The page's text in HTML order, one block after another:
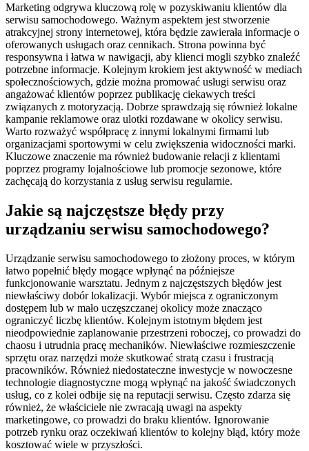
Marketing odgrywa kluczową rolę w pozyskiwaniu klientów dla
serwisu samochodowego. Ważnym aspektem jest stworzenie
atrakcyjnej strony internetowej, która będzie zawierała informacje o
oferowanych usługach oraz cennikach. Strona powinna być
responsywna i łatwa w nawigacji, aby klienci mogli szybko znaleźć
potrzebne informacje. Kolejnym krokiem jest aktywność w mediach
społecznościowych, gdzie można promować usługi serwisu oraz
angażować klientów poprzez publikację ciekawych treści
związanych z motoryzacją. Dobrze sprawdzają się również lokalne
kampanie reklamowe oraz ulotki rozdawane w okolicy serwisu.
Warto rozważyć współpracę z innymi lokalnymi firmami lub
organizacjami sportowymi w celu zwiększenia widoczności marki.
Kluczowe znaczenie ma również budowanie relacji z klientami
poprzez programy lojalnościowe lub promocje sezonowe, które
zachęcają do korzystania z usług serwisu regularnie.
Jakie są najczęstsze błędy przy
urządzaniu serwisu samochodowego?
Urządzanie serwisu samochodowego to złożony proces, w którym
łatwo popełnić błędy mogące wpłynąć na późniejsze
funkcjonowanie warsztatu. Jednym z najczęstszych błędów jest
niewłaściwy dobór lokalizacji. Wybór miejsca z ograniczonym
dostępem lub w mało uczęszczanej okolicy może znacząco
ograniczyć liczbę klientów. Kolejnym istotnym błędem jest
nieodpowiednie zaplanowanie przestrzeni roboczej, co prowadzi do
chaosu i utrudnia pracę mechaników. Niewłaściwe rozmieszczenie
sprzętu oraz narzędzi może skutkować stratą czasu i frustracją
pracowników. Również niedostateczne inwestycje w nowoczesne
technologie diagnostyczne mogą wpłynąć na jakość świadczonych
usług, co z kolei odbije się na reputacji serwisu. Często zdarza się
również, że właściciele nie zwracają uwagi na aspekty
marketingowe, co prowadzi do braku klientów. Ignorowanie
potrzeb rynku oraz oczekiwań klientów to kolejny błąd, który może
kosztować wiele w przyszłości.